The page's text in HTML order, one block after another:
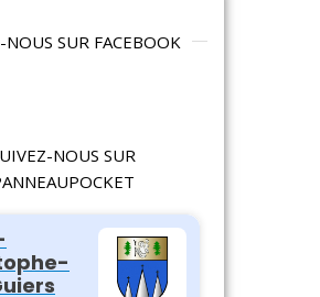
NOUS SUR FACEBOOK
NOUS SUR